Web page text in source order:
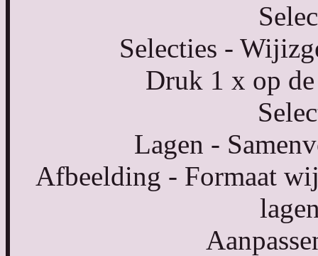
Selecties -
Druk 1 x op
Lagen -
Afbeelding - Formaat